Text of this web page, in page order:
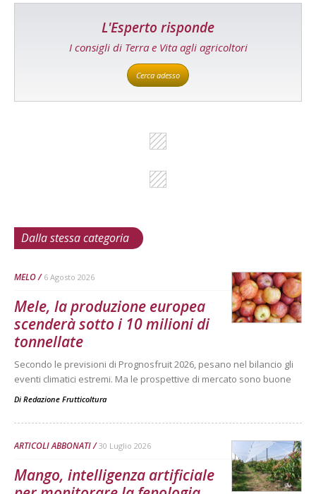
L'Esperto risponde
I consigli di Terra e Vita agli agricoltori
Cerca adesso
Dalla stessa categoria
MELO 6 Agosto 2026
Mele, la produzione europea
scenderà sotto i 10 milioni di
tonnellate
Secondo le previsioni di Prognosfruit 2026, pesano nel bilancio gli
eventi climatici estremi. Ma le prospettive di mercato sono buone
Di Redazione Frutticoltura
ARTICOLI ABBONATI 30 Luglio 2026
Mango, intelligenza artificiale